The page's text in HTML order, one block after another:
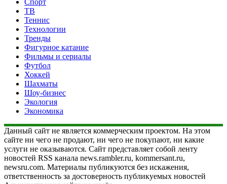
ТВ
Теннис
Технологии
Тренды
Фигурное катание
Фильмы и сериалы
Футбол
Хоккей
Шахматы
Шоу-бизнес
Экология
Экономика
Данный сайт не является коммерческим проектом. На этом
сайте ни чего не продают, ни чего не покупают, ни какие
услуги не оказываются. Сайт представляет собой ленту
новостей RSS канала news.rambler.ru, kommersant.ru,
newsru.com. Материалы публикуются без искажения,
ответственность за достоверность публикуемых новостей